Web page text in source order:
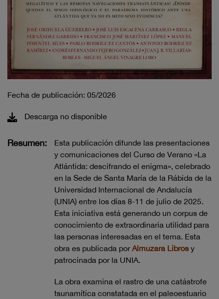
Fecha de publicación: 05/2026
Descarga no disponible
Resumen:
Esta publicación difunde las presentaciones
y comunicaciones del Curso de Verano «La
Atlántida: descifrando el enigma», celebrado
en la Sede de Santa María de la Rábida de la
Universidad Internacional de Andalucía
(UNIA) entre los días 8-11 de julio de 2025.
Esta iniciativa está generando un corpus de
conocimiento de extraordinaria utilidad para
las personas interesadas en el tema. Esta
obra es publicada porAlmuzara Libros y
patrocinada por la UNIA.
La obra examina el rastro de una catástrofe
tsunamítica constatada en el paleoestuario